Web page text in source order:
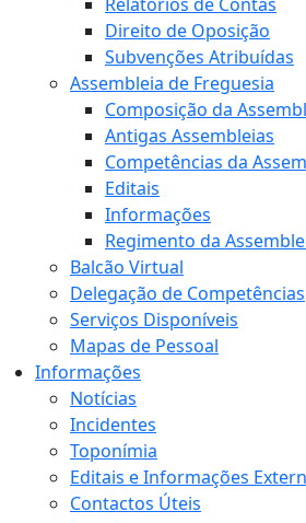
Direito de Oposição
Subvenções Atribuídas
Assembleia de Freguesia
Composição da
Antigas Assembleias
Competências da
Editais
Informações
Regimento da
Balcão Virtual
Delegação de Competências
Serviços Disponíveis
Mapas de Pessoal
Informações
Notícias
Incidentes
Toponímia
Editais e Informações
Contactos Úteis